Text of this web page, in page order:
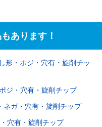
あります！
形・ポジ・穴有・旋削チッ
ジ・穴有・旋削チップ
ネガ・穴有・旋削チップ
穴有・旋削チップ